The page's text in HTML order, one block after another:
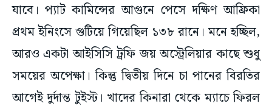
যাবে। প্যাট কামিন্সের আগুনে পেসে দক্ষিণ আফ্রিকা
প্রথম ইনিংসে গুটিয়ে গিয়েছিল ১৩৮ রানে। মনে হচ্ছিল,
আরও একটা আইসিসি ট্রফি জয় অস্ট্রেলিয়ার কাছে শুধু
সময়ের অপেক্ষা। কিন্তু দ্বিতীয় দিনে চা পানের বিরতির
আগেই দুর্দান্ত টুইস্ট। খাদের কিনারা থেকে ম্যাচে ফিরল